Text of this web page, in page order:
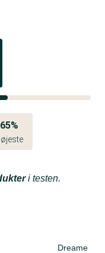
65%
i testen.
Dreame